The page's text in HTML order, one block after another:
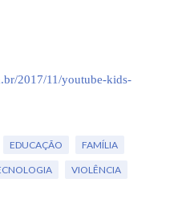
2017/11/youtube-kids-
EDUCAÇÃO FAMÍLIA
VIOLÊNCIA